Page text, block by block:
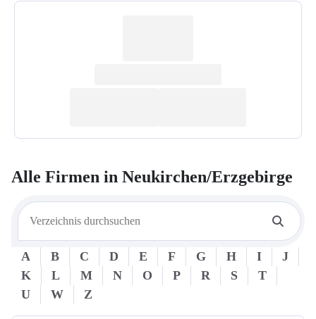
Alle Firmen in Neukirchen/Erzgebirge
A B C D E F G H I
J
K
L M N O P R S
T
U
W Z